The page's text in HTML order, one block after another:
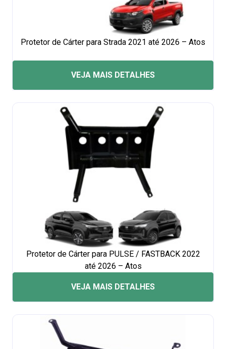
Protetor de Cárter para Strada 2021 até 2026 – Atos
VEJA MAIS DETALHES
Protetor de Cárter para PULSE / FASTBACK 2022
até 2026 – Atos
VEJA MAIS DETALHES